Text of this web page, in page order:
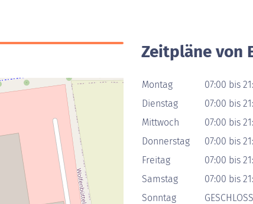
Zeitpläne von
Montag
07:00 bis
Dienstag
07:00 bis
Mittwoch
07:00 bis
Donnerstag
07:00 bis
Freitag
07:00 bis
Samstag
07:00 bis
Sonntag